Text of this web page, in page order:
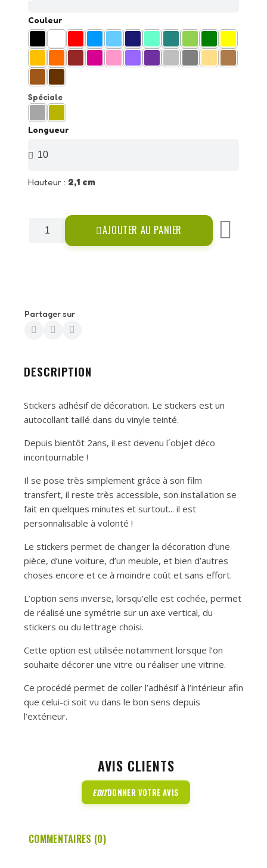
Couleur
Spéciale
Longueur
Hauteur : 2,1 cm
AJOUTER AU PANIER
Partager sur
DESCRIPTION
Stickers adhésif de décoration. Le stickers est un
autocollant taillé dans du vinyle teinté.
Depuis bientôt 2ans, il est devenu l´objet déco
incontournable !
Il se pose très simplement grâce à son film
transfert, il reste très accessible, son installation se
fait en quelques minutes et surtout... il est
personnalisable à volonté !
Le stickers permet de changer la décoration d’une
pièce, d’une voiture, d’un meuble, et bien d’autres
choses encore et ce à moindre coût et sans effort.
L’option sens inverse, lorsqu’elle est cochée, permet
de réalisé une symétrie sur un axe vertical, du
stickers ou du lettrage choisi.
Cette option est utilisée notamment lorsque l’on
souhaite décorer une vitre ou réaliser une vitrine.
Ce procédé permet de coller l’adhésif à l’intérieur afin
que celui-ci soit vu dans le bon sens depuis
l’extérieur.
AVIS CLIENTS
EDITDONNER VOTRE AVIS
COMMENTAIRES (0)